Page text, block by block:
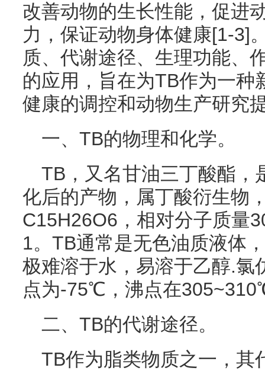
改善动物的生长性能，促进
力，保证动物身体健康[1-3]
质、代谢途径、生理功能、
的应用，旨在为TB作为一种
健康的调控和动物生产研究
一、TB的物理和化学。
TB，又名甘油三丁酸酯，
化后的产物，属丁酸衍生物
C15H26O6，相对分子质量
1。TB通常是无色油质液体
极难溶于水，易溶于乙醇.氯
点为-75℃，沸点在
二、TB的代谢途径。
TB作为脂类物质之一，其